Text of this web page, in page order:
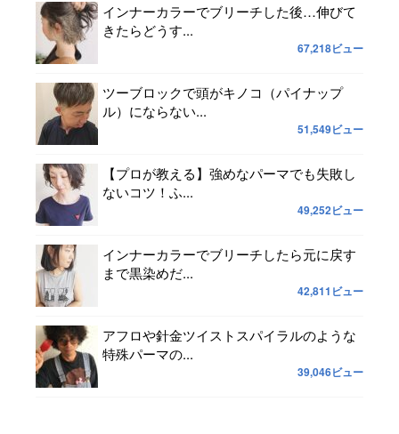
インナーカラーでブリーチした後…伸びて
きたらどうす...
67,218ビュー
ツーブロックで頭がキノコ（パイナップ
ル）にならない...
51,549ビュー
【プロが教える】強めなパーマでも失敗し
ないコツ！ふ...
49,252ビュー
インナーカラーでブリーチしたら元に戻す
まで黒染めだ...
42,811ビュー
アフロや針金ツイストスパイラルのような
特殊パーマの...
39,046ビュー